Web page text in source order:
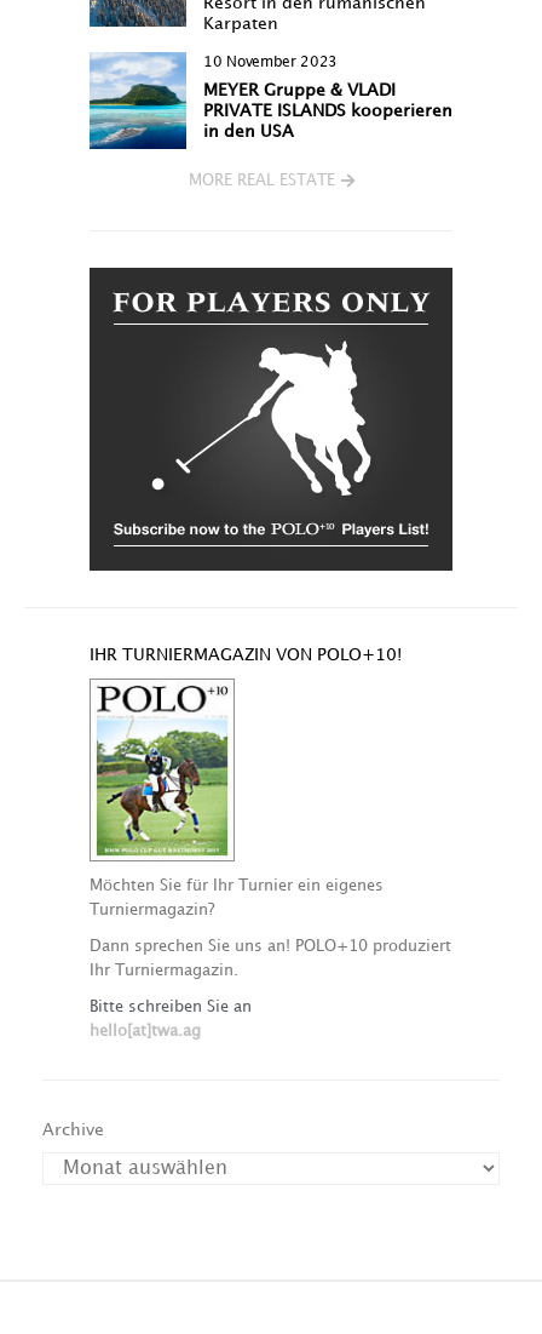
Karpaten
10 November 2023
MEYER Gruppe & VLADI
PRIVATE ISLANDS kooperieren
in den USA
MORE REAL ESTATE
IHR TURNIERMAGAZIN VON POLO+10!
Möchten Sie für Ihr Turnier ein eigenes
Turniermagazin?
Dann sprechen Sie uns an! POLO+10 produziert
Ihr Turniermagazin.
Bitte schreiben Sie an
hello[at]twa.ag
Archive